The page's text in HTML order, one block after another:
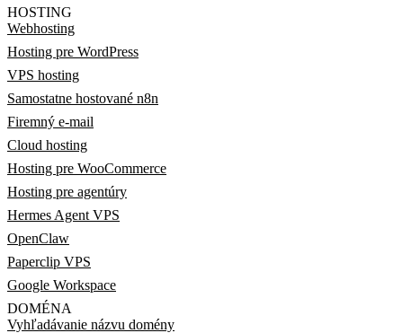
HOSTING
Webhosting
Hosting pre WordPress
VPS hosting
Samostatne hostované n8n
Firemný e-mail
Cloud hosting
Hosting pre WooCommerce
Hosting pre agentúry
Hermes Agent VPS
OpenClaw
Paperclip VPS
Google Workspace
DOMÉNA
Vyhľadávanie názvu domény